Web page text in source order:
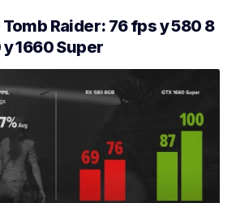
Raider: 76 fps у 580 8
1660 Super